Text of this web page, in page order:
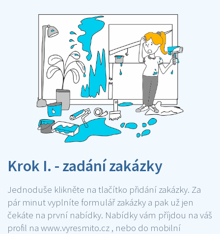
Krok I. - zadání zakázky
Jednoduše klikněte na tlačítko přidání zakázky. Za
pár minut vyplníte formulář zakázky a pak už jen
čekáte na první nabídky. Nabídky vám příjdou na váš
profil na www.vyresmito.cz , nebo do mobilní